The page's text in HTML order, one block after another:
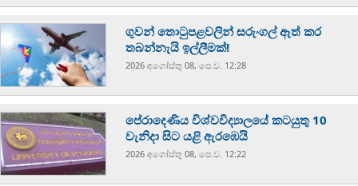
ගුවන් තොටුපළවලින් සරුංගල් ඈත් කර
තබන්නැයි ඉල්ලීමක්!
2026 අගෝස්‍තු 08, පෙ.ව. 12:28
පේරාදෙණිය විශ්වවිද්‍යාලයේ කටයුතු 10
වැනිදා සිට යළි ඇරඹෙයි
2026 අගෝස්‍තු 08, පෙ.ව. 12:22